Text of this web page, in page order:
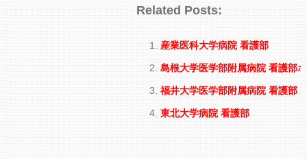
Related Posts:
産業医科大学病院 看護部
島根大学医学部附属病院 看護部
福井大学医学部附属病院 看護部
東北大学病院 看護部